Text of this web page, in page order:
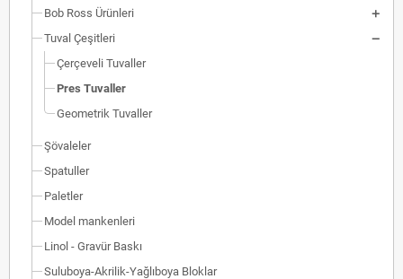
Bob Ross Ürünleri
Tuval Çeşitleri
Çerçeveli Tuvaller
Pres Tuvaller
Geometrik Tuvaller
Şövaleler
Spatuller
Paletler
Model mankenleri
Linol - Gravür Baskı
Suluboya-Akrilik-Yağlıboya Bloklar